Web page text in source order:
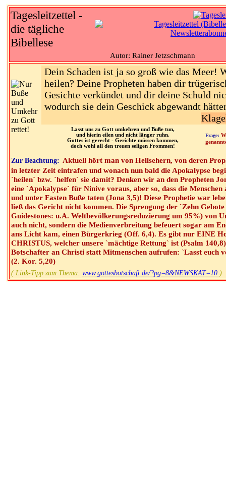
Tagesleitzettel -
die tägliche
Bibellese
Autor: Rainer Jetzschmann
Dein Schaden ist ja so groß wie das Meer!
heilen? Deine Propheten haben dir
Gesichte verkündet und dir deine Schuld
wodurch sie dein Geschick abgewandt
Lasst uns zu Gott umkehren und Buße tun,
und hierin eilen und nicht länger ruhn.
Gottes ist gerecht - Gerichte müssen kommen,
doch wohl all den treuen seligen Frommen!
Frage:
Zur Beachtung: Aktuell hört man von Hellsehern, von deren
in letzter Zeit eintrafen und wonach nun bald die Apokalypse
`heilen` bzw. `helfen` sie damit? Denken wir an den Propheten
eine `Apokalypse` für Ninive voraus, aber so, dass die
und unter Fasten Buße taten (Jona 3,5)! Diese Prophetie war
ließ das Gericht nicht kommen. Die Sprengung der `Zehn
Guidestones: u.A. Weltbevölkerungsreduzierung um 95%) von
auch nicht, sondern die Medienverbreitung befeuert sogar am
ans Licht kam, einen Bürgerkrieg (Off. 6,4). Es gibt nur EINE
CHRISTUS, welcher unsere `mächtige Rettung` ist (Psalm
Botschafter an Christi statt Mitmenschen aufrufen: `Lasst euch
(2. Kor. 5,20)
( Link-Tipp zum Thema: www.gottesbotschaft.de/?pg=8&NEWSKAT=10 )